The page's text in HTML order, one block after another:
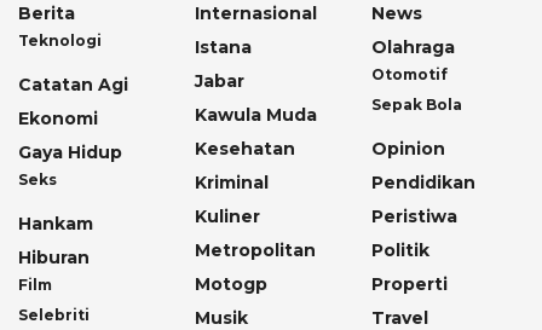
Berita
Teknologi
Catatan Agi
Ekonomi
Gaya Hidup
Seks
Hankam
Hiburan
Film
Selebriti
Internasional
Istana
Jabar
Kawula Muda
Kesehatan
Kriminal
Kuliner
Metropolitan
Motogp
Musik
News
Olahraga
Otomotif
Sepak Bola
Opinion
Pendidikan
Peristiwa
Politik
Properti
Travel